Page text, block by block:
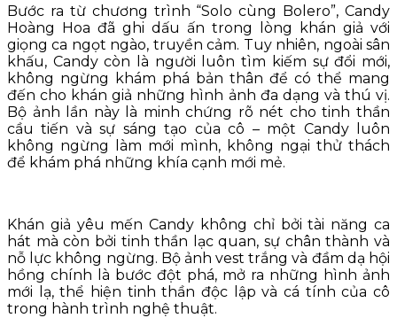
Bước ra từ chương trình “Solo cùng Bolero”, Candy
Hoàng Hoa đã ghi dấu ấn trong lòng khán giả với
giọng ca ngọt ngào, truyền cảm. Tuy nhiên, ngoài sân
khấu, Candy còn là người luôn tìm kiếm sự đổi mới,
không ngừng khám phá bản thân để có thể mang
đến cho khán giả những hình ảnh đa dạng và thú vị.
Bộ ảnh lần này là minh chứng rõ nét cho tinh thần
cầu tiến và sự sáng tạo của cô – một Candy luôn
không ngừng làm mới mình, không ngại thử thách
để khám phá những khía cạnh mới mẻ.
Khán giả yêu mến Candy không chỉ bởi tài năng ca
hát mà còn bởi tinh thần lạc quan, sự chân thành và
nỗ lực không ngừng. Bộ ảnh vest trắng và đầm dạ hội
hồng chính là bước đột phá, mở ra những hình ảnh
mới lạ, thể hiện tinh thần độc lập và cá tính của cô
trong hành trình nghệ thuật.